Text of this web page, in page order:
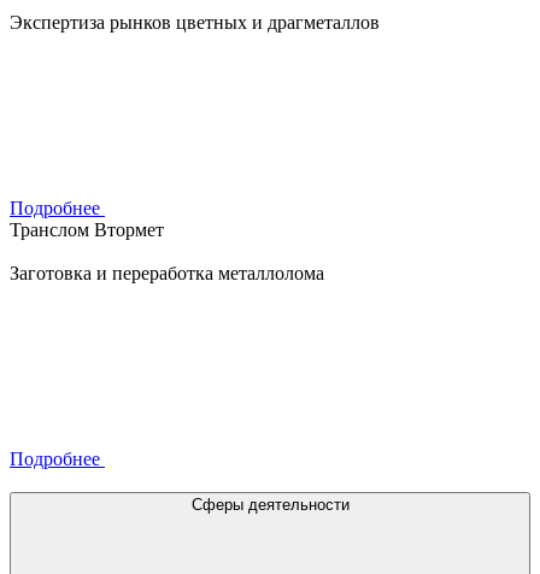
Экспертиза рынков цветных и драгметаллов
Подробнее
Транслом Втормет
Заготовка и переработка металлолома
Подробнее
Сферы деятельности